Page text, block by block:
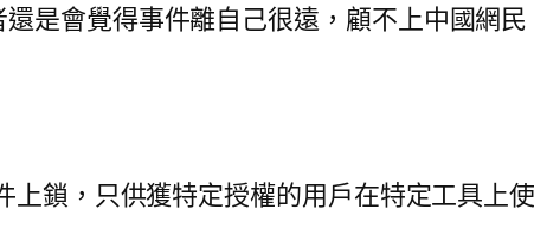
是會覺得事件離自己很遠，顧不上中國網
上鎖，只供獲特定授權的用戶在特定工具上